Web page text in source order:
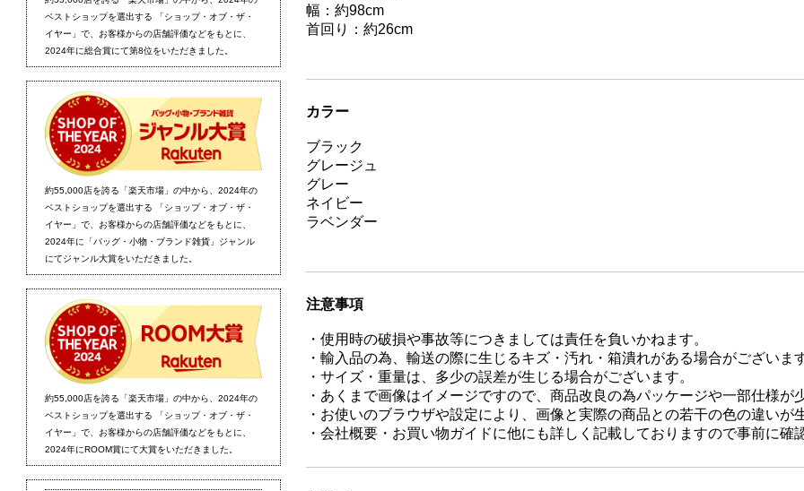
幅：約98cm
首回り：約26cm
カラー
ブラック
グレージュ
グレー
ネイビー
ラベンダー
注意事項
・使用時の破損や事故等につきましては責任を負いかねます。
・輸入品の為、輸送の際に生じるキズ・汚れ・箱潰れがある場合がございま
・サイズ・重量は、多少の誤差が生じる場合がございます。
・あくまで画像はイメージですので、商品改良の為パッケージや一部仕様が
・お使いのブラウザや設定により、画像と実際の商品との若干の色の違いが
・会社概要・お買い物ガイドに他にも詳しく記載しておりますので事前に